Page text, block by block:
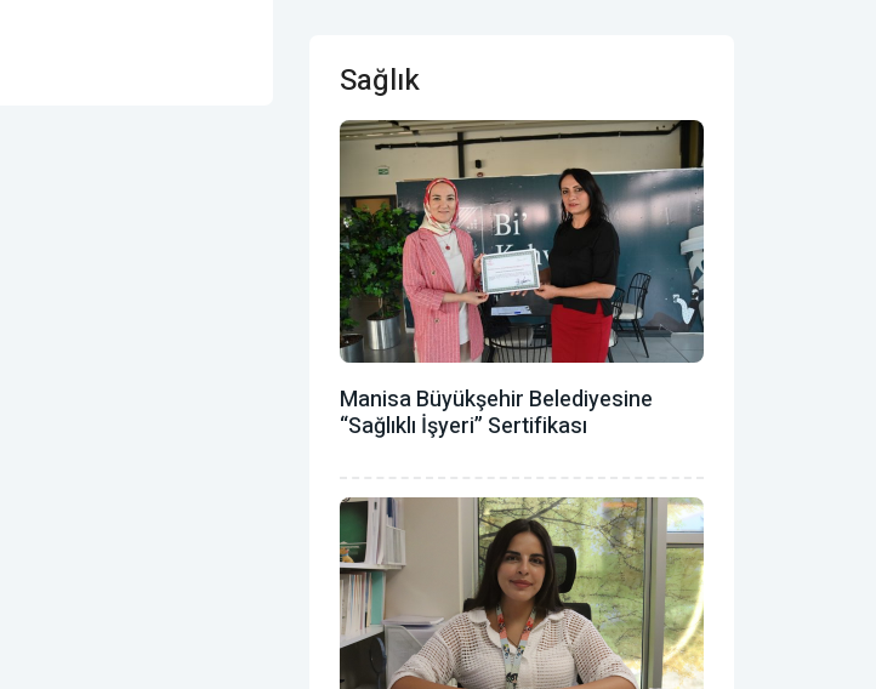
Sağlık
Manisa Büyükşehir Belediyesine
“Sağlıklı İşyeri” Sertifikası